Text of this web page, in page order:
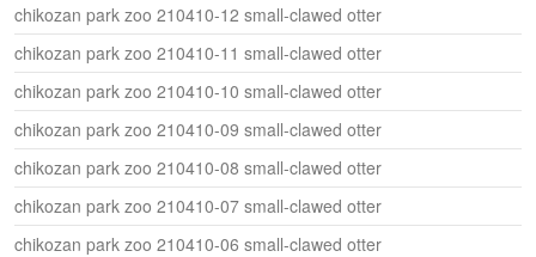
h
chikozan park zoo 210410-12 small-clawed otter
chikozan park zoo 210410-11 small-clawed otter
chikozan park zoo 210410-10 small-clawed otter
chikozan park zoo 210410-09 small-clawed otter
chikozan park zoo 210410-08 small-clawed otter
chikozan park zoo 210410-07 small-clawed otter
chikozan park zoo 210410-06 small-clawed otter